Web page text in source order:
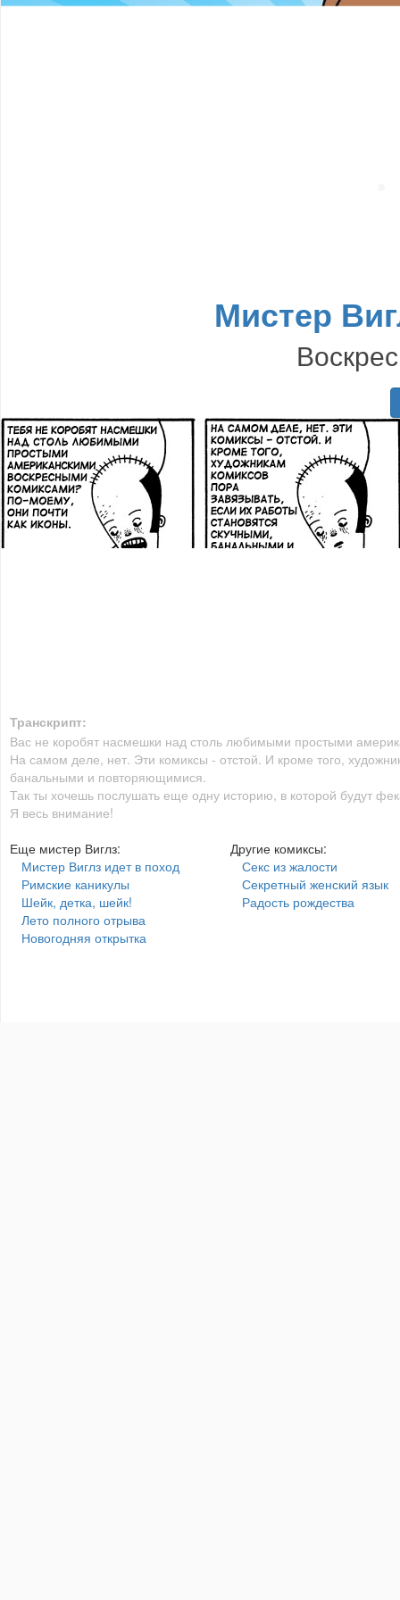
Мистер
Транскрипт:
Вас не коробят насмешки над столь любимыми простыми
На самом деле, нет. Эти комиксы - отстой. И кроме того,
банальными и повторяющимися.
Так ты хочешь послушать еще одну историю, в которой будут
Я весь внимание!
Еще мистер Виглз:
Мистер Виглз идет в поход
Римские каникулы
Шейк, детка, шейк!
Лето полного отрыва
Новогодняя открытка
Другие комиксы:
Секс из жалости
Секретный женский язык
Радость рождества